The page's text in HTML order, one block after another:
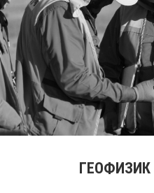
ГЕОФИЗИК